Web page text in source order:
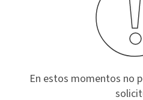
En estos momentos no